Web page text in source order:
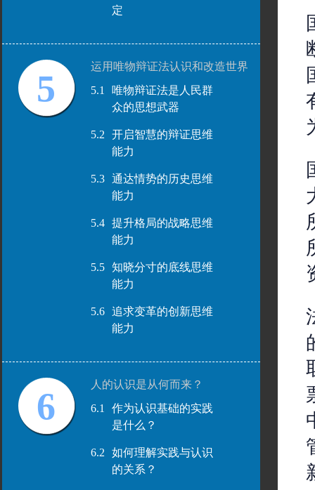
定
5
运用唯物辩证法认识和改造世界
5.1
唯物辩证法是人民群
众的思想武器
5.2
开启智慧的辩证思维
能力
5.3
通达情势的历史思维
能力
5.4
提升格局的战略思维
能力
5.5
知晓分寸的底线思维
能力
5.6
追求变革的创新思维
能力
6
人的认识是从何而来？
6.1
作为认识基础的实践
是什么？
6.2
如何理解实践与认识
的关系？